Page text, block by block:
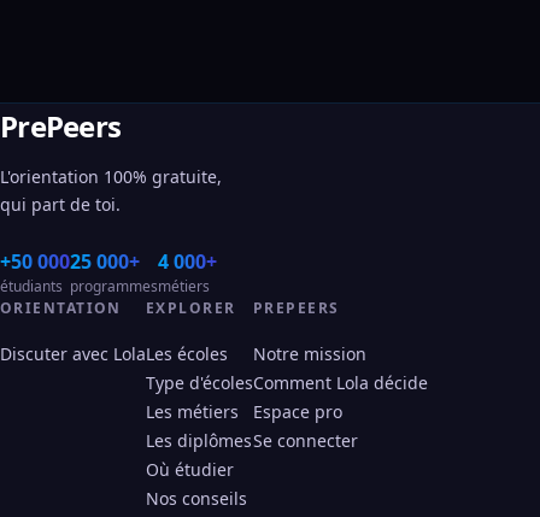
PrePeers
L'orientation 100% gratuite,
qui part de toi.
+50 000
étudiants
25 000+
programmes
4 000+
métiers
ORIENTATION
Discuter avec Lola
EXPLORER
Les écoles
Type d'écoles
Les métiers
Les diplômes
Où étudier
Nos conseils
PREPEERS
Notre mission
Comment Lola décide
Espace pro
Se connecter